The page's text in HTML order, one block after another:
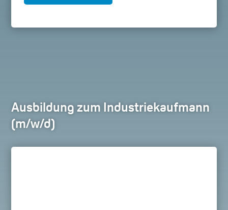
Ausbildung zum Industriekaufmann
(m/w/d)